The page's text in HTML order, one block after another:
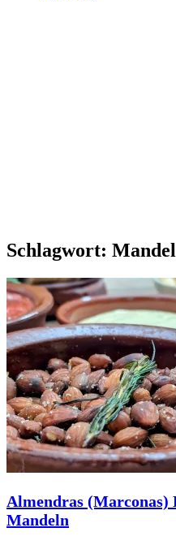
Schlagwort:
Almendras (Marconas)
Mandeln